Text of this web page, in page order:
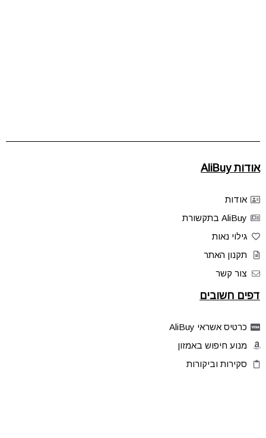
אודות AliBuy
אודות
AliBuy בתקשורת
גילוי נאות
תקנון האתר
צור קשר
דפים חשובים
כרטיס אשראי AliBuy
מנוע חיפוש באמזון
סקירות וביקורות